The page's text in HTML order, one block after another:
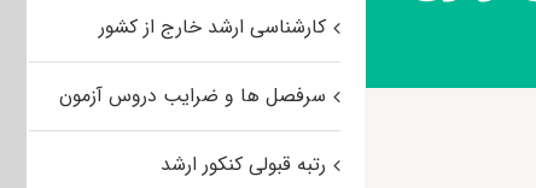
کارشناسی ارشد خارج از کشور
سرفصل ها و ضرایب دروس آزمون
رتبه قبولی کنکور ارشد